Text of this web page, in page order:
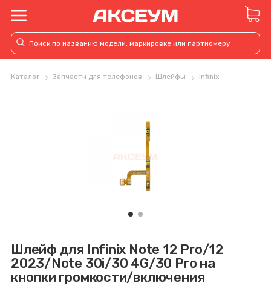
Каталог Запчасти для телефонов Шлейфы Infinix
Шлейф для Infinix Note 12 Pro/12
2023/Note 30i/30 4G/30 Pro на
кнопки громкости/включения